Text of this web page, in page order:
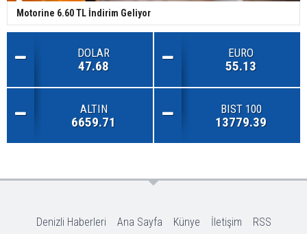
Motorine 6.60 TL İndirim Geliyor
DOLAR
47.68
EURO
55.13
ALTIN
6659.71
BIST 100
13779.39
Denizli Haberleri Ana Sayfa Künye İletişim RSS